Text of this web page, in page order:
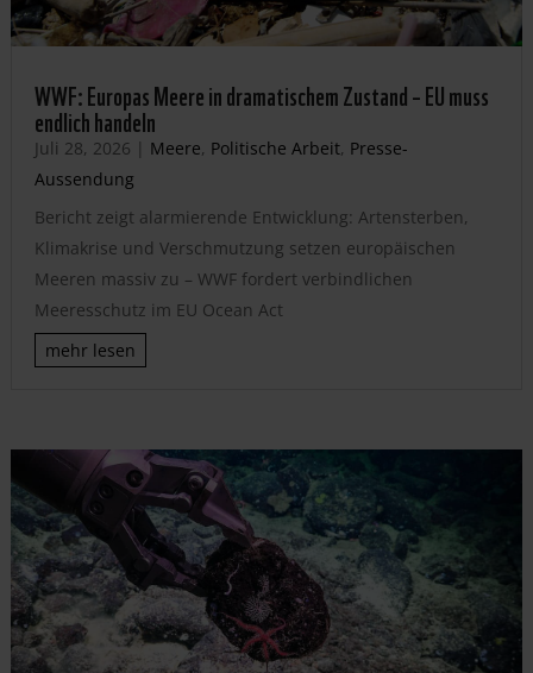
WWF: Europas Meere in dramatischem Zustand – EU muss
endlich handeln
Juli 28, 2026 | Meere, Politische Arbeit, Presse-
Aussendung
Bericht zeigt alarmierende Entwicklung: Artensterben,
Klimakrise und Verschmutzung setzen europäischen
Meeren massiv zu – WWF fordert verbindlichen
Meeresschutz im EU Ocean Act
mehr lesen